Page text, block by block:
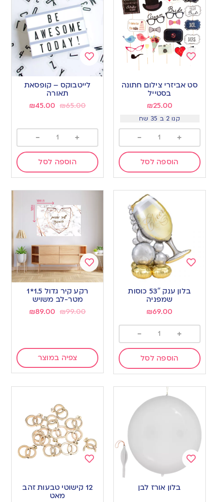
to
סט אביזרי צילום חתונה
בסטייל
₪25.00
קנו 2 ב 35 שח
+
-
הוספה לסל
לייטבוקס – קופסאת
תאורה
₪65.00
₪45.00
+
-
הוספה לסל
wishlist
בלון ענק 53″ כוסות
שמפניה
₪69.00
+
-
הוספה לסל
Add
wishlist
רקע קיר גדול 1.5*1
מטר-לב משויש
₪99.00
₪89.00
צפיה במוצר
wishlist
בלון אורז לבן
to
wishlist
12 קישוטי טבעות זהב
מאט